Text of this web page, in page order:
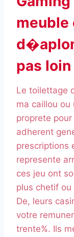
meuble
pas
Le toilettage
ma caillou ou
proprete
adherent
prescriptions
represente
ces jeu ont
plus chetif ou
De, leurs
votre
trente%. Ils